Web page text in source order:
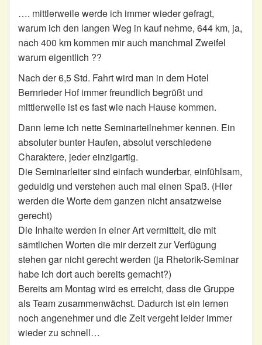
…. mittlerweile werde ich immer wieder gefragt,
warum ich den langen Weg in kauf nehme, 644 km, ja,
nach 400 km kommen mir auch manchmal Zweifel
warum eigentlich ??
Nach der 6,5 Std. Fahrt wird man in dem Hotel
Bernrieder Hof immer freundlich begrüßt und
mittlerweile ist es fast wie nach Hause kommen.
Dann lerne ich nette Seminarteilnehmer kennen. Ein
absoluter bunter Haufen, absolut verschiedene
Charaktere, jeder einzigartig.
Die Seminarleiter sind einfach wunderbar, einfühlsam,
geduldig und verstehen auch mal einen Spaß. (Hier
werden die Worte dem ganzen nicht ansatzweise
gerecht)
Die Inhalte werden in einer Art vermittelt, die mit
sämtlichen Worten die mir derzeit zur Verfügung
stehen gar nicht gerecht werden (ja Rhetorik-Seminar
habe ich dort auch bereits gemacht?)
Bereits am Montag wird es erreicht, dass die Gruppe
als Team zusammenwächst. Dadurch ist ein lernen
noch angenehmer und die Zeit vergeht leider immer
wieder zu schnell…